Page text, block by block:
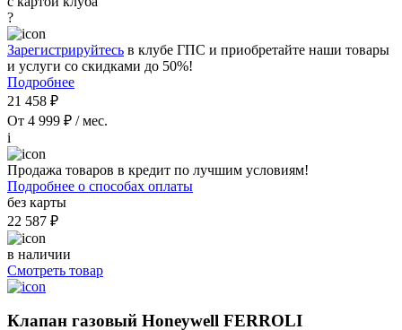
?
Зарегистрируйтесь в клубе ГПС и приобретайте наши товары
и услуги со скидками до 50%!
Подробнее
21 458 ₽
От 4 999 ₽ / мес.
i
Продажа товаров в кредит по лучшим условиям!
Подробнее о способах оплаты
без карты
22 587 ₽
в наличии
Смотреть товар
Клапан газовый Honeywell FERROLI